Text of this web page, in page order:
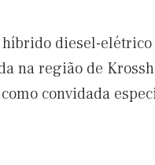
diesel-
na região de
convidada